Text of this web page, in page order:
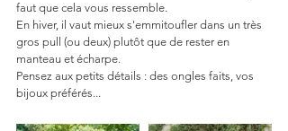
faut que cela vous ressemble.
En hiver, il vaut mieux s'emmitoufler dans un très
gros pull (ou deux) plutôt que de rester en
manteau et écharpe.
Pensez aux petits détails : des ongles faits, vos
bijoux préférés...